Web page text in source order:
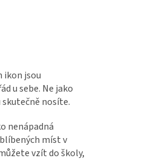
ikon jsou
u sebe. Ne jako
nosíte.
nenápadná
míst v
vzít do školy,